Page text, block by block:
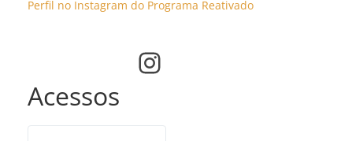
Perfil no Instagram do Programa Reativado
Instagram
Acessos